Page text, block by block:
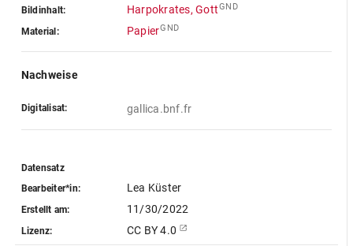
Bildinhalt: Harpokrates, GottGND
Material: PapierGND
Nachweise
Digitalisat: gallica.bnf.fr
Datensatz
Bearbeiter*in:
Lea Küster
Erstellt am: 11/30/2022
Lizenz: CC BY 4.0